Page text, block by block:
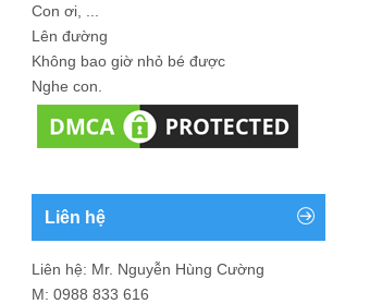
Con ơi, ...
Lên đường
Không bao giờ nhỏ bé được
Nghe con.
Liên hệ
Liên hệ: Mr. Nguyễn Hùng Cường
M: 0988 833 616